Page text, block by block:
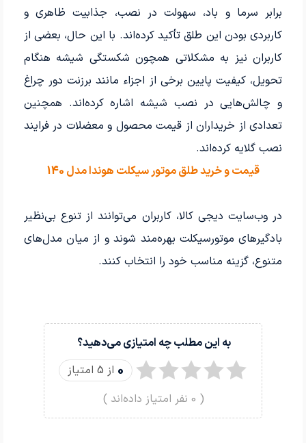
برابر سرما و باد، سهولت در نصب، جذابیت ظاهری و
کاربردی بودن این طلق تأکید کرده‌اند. با این حال، بعضی از
کاربران نیز به مشکلاتی همچون شکستگی شیشه هنگام
تحویل، کیفیت پایین برخی از اجزاء مانند برزنت دور چراغ
و چالش‌هایی در نصب شیشه اشاره کرده‌اند. همچنین
تعدادی از خریداران از قیمت محصول و معضلات در فرایند
نصب گلایه کرده‌اند.
قیمت و خرید طلق موتور سیکلت هوندا مدل 140
در وب‌سایت دیجی کالا، کاربران می‌توانند از تنوع بی‌نظیر
بادگیرهای موتورسیکلت بهره‌مند شوند و از میان مدل‌های
متنوع، گزینه مناسب خود را انتخاب کنند.
به این مطلب چه امتیازی می‌دهید؟
0 از 5 امتیاز
(
0 نفر امتیاز داده‌اند )